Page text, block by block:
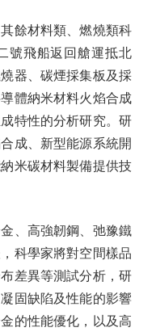
餘材料類、燃燒類科
號飛船返回艙運抵北
器、碳煙採集板及採
體納米材料火焰合成
特性的分析研究。研
成、新型能源系統開
米碳材料製備提供技
、高強韌鋼、弛豫鐵
科學家將對空間樣品
差異等測試分析，研
固缺陷及性能的影響
的性能優化，以及高